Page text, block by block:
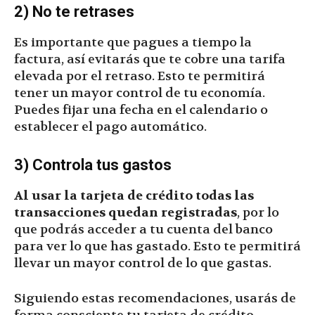
2) No te retrases
Es importante que pagues a tiempo la
factura, así evitarás que te cobre una tarifa
elevada por el retraso. Esto te permitirá
tener un mayor control de tu economía.
Puedes fijar una fecha en el calendario o
establecer el pago automático.
3) Controla tus gastos
Al usar la tarjeta de crédito todas las
transacciones quedan registradas, por lo
que podrás acceder a tu cuenta del banco
para ver lo que has gastado. Esto te permitirá
llevar un mayor control de lo que gastas.
Siguiendo estas recomendaciones, usarás de